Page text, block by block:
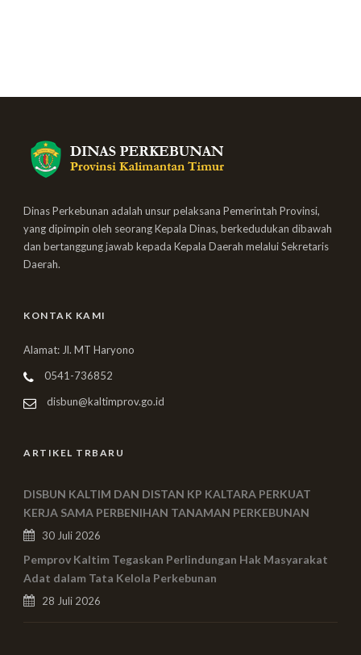
Dinas Perkebunan adalah unsur pelaksana Pemerintah Provinsi,
yang dipimpin oleh seorang Kepala Dinas, berkedudukan dibawah
dan bertanggung jawab kepada Kepala Daerah melalui Sekretaris
Daerah.
KONTAK KAMI
Alamat: Jl. MT Haryono
0541-736852
disbun@kaltimprov.go.id
ARTIKEL TRBARU
DISBUN KALTIM DAN DISTAN KP KALTARA PERKUAT
KERJA SAMA PERBENIHAN TANAMAN PERKEBUNAN
30 Juli 2026
Pemprov Kaltim Tegaskan Perlindungan Hak Masyarakat
Adat dalam Tata Kelola Perkebunan
28 Juli 2026